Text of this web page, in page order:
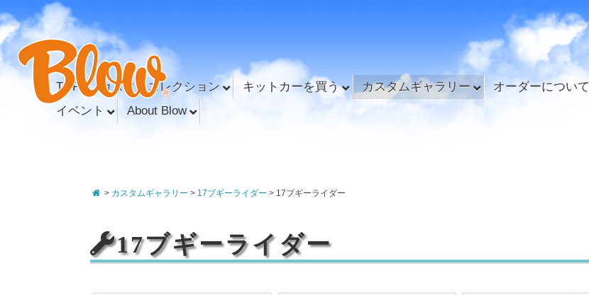
TOP カスタムコレクション キットカーを買う カスタムギャラリー オーダーについて
イベント
About Blow
> カスタムギャラリー > 17ブギーライダー > 17ブギーライダー
17ブギーライダー